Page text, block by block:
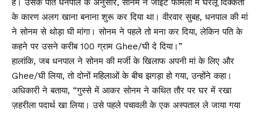
हैं। उसके पति धनपाल के अनुसार, सोनम ने जॉइंट फैमिली में घरेलू दिक्कतों
के कारण अलग खाना बनाना शुरू कर दिया था। वीरवार सुबह, धनपाल की मां
ने सोनम से थोड़ा घी मांगा। सोनम ने पहले तो मना कर दिया, लेकिन पति के
कहने पर उसने करीब 100 ग्राम Ghee/घी दे दिया।”
हालांकि, जब धनपाल ने सोनम की मर्जी के खिलाफ अपनी मां के लिए और
Ghee/घी लिया, तो दोनों महिलाओं के बीच झगड़ा हो गया, उन्होंने कहा।
अधिकारी ने बताया, “गुस्से में आकर सोनम ने कथित तौर पर घर में रखा
ज़हरीला पदार्थ खा लिया। उसे पहले पचावली के एक अस्पताल ले जाया गया